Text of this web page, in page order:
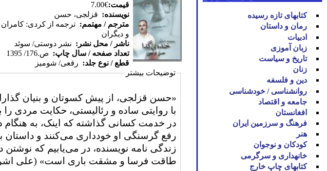
کتابهای تازه رسیده
رمان و داستان
ادبیات
زبان آموزی
تاریخ و سیاست
زنان
دین و فلسفه
روان‪شناسی / خودشناسی
جامعه و اقتصاد
افغانستان
فرهنگ و سرزمین ایران
هنر
کودکان و نوجوان
خانه‪داری و سرگرمی
کتاب‪های چاپ خارج
قیمت:€7.00
نویسنده: قزلجی، حسن
مترجم / مهتمم: ترجمه از کردی: کامران
و دیگران
ناشر / محل نشر: نشر دوستی/ سوئد
تعداد صفحه / سال چاپ: ص.176/ 1395
قطع / نوع جلد: رقعی/ شومیز
توضیحات بیشتر
«حسن قزلجی، از پیش کسوتان و بنیان
با روایتی ساده و رئالیستی، حکایت مردی
در خدمت کسانی گذاشته که اینک، به هنگام
رفع گرسنگی او خودداری می‌کنند و داستان
زندگی نامه نویسنده، در می‌یابیم که
طاقت فرسا و مشقت باری است» (علی